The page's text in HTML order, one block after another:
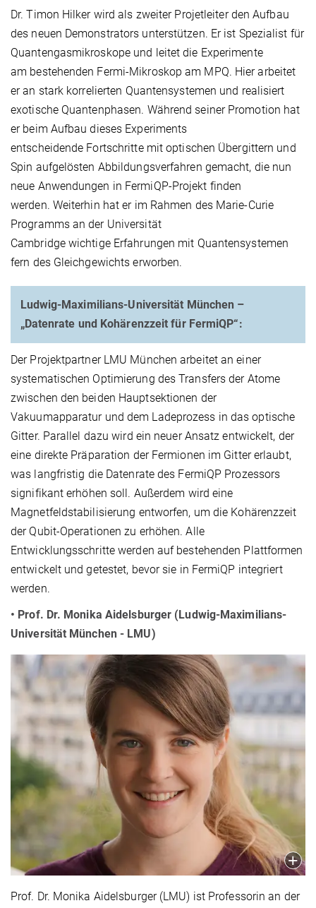
Dr. Timon Hilker wird als zweiter Projetleiter den Aufbau
des neuen Demonstrators unterstützen. Er ist Spezialist für
Quantengasmikroskope und leitet die Experimente
am bestehenden Fermi-Mikroskop am MPQ. Hier arbeitet
er an stark korrelierten Quantensystemen und realisiert
exotische Quantenphasen. Während seiner Promotion hat
er beim Aufbau dieses Experiments
entscheidende Fortschritte mit optischen Übergittern und
Spin aufgelösten Abbildungsverfahren gemacht, die nun
neue Anwendungen in FermiQP-Projekt finden
werden. Weiterhin hat er im Rahmen des Marie-Curie
Programms an der Universität
Cambridge wichtige Erfahrungen mit Quantensystemen
fern des Gleichgewichts erworben.
Ludwig-Maximilians-Universität München –
„Datenrate und Kohärenzzeit für FermiQP“:
Der Projektpartner LMU München arbeitet an einer
systematischen Optimierung des Transfers der Atome
zwischen den beiden Hauptsektionen der
Vakuumapparatur und dem Ladeprozess in das optische
Gitter. Parallel dazu wird ein neuer Ansatz entwickelt, der
eine direkte Präparation der Fermionen im Gitter erlaubt,
was langfristig die Datenrate des FermiQP Prozessors
signifikant erhöhen soll. Außerdem wird eine
Magnetfeldstabilisierung entworfen, um die Kohärenzzeit
der Qubit-Operationen zu erhöhen. Alle
Entwicklungsschritte werden auf bestehenden Plattformen
entwickelt und getestet, bevor sie in FermiQP integriert
werden.
• Prof. Dr. Monika Aidelsburger (Ludwig-Maximilians-
Universität München - LMU)
Prof. Dr. Monika Aidelsburger (LMU) ist Professorin an der